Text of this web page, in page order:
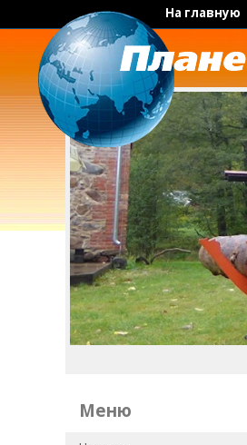
На главную
меню